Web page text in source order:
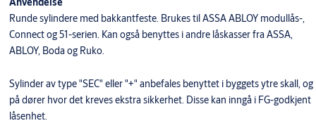
Runde sylindere med bakkantfeste. Brukes til ASSA ABLOY modullås-,
Connect og 51-serien. Kan også benyttes i andre låskasser fra ASSA,
ABLOY, Boda og Ruko.
Sylinder av type "SEC" eller "+" anbefales benyttet i byggets ytre skall, og
på dører hvor det kreves ekstra sikkerhet. Disse kan inngå i FG-godkjent
låsenhet.